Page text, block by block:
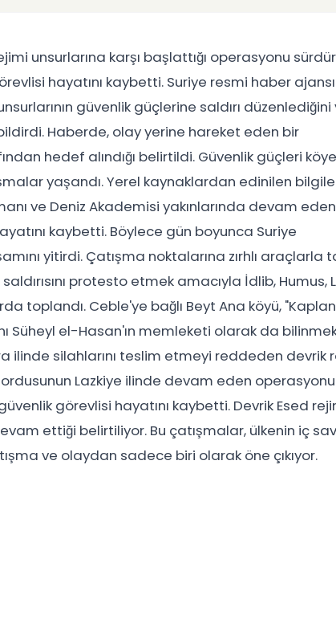
unsurlarına karşı başlattığı operasyonu
hayatını kaybetti. Suriye resmi haber ajansı
güvenlik güçlerine saldırı düzenlediğini
Haberde, olay yerine hareket eden bir
hedef alındığı belirtildi. Güvenlik güçleri köye
yaşandı. Yerel kaynaklardan edinilen
ve Deniz Akademisi yakınlarında devam eden
kaybetti. Böylece gün boyunca Suriye
yitirdi. Çatışma noktalarına zırhlı araçlarla
protesto etmek amacıyla İdlib, Humus,
toplandı. Ceble'ye bağlı Beyt Ana köyü, "Kaplan
Süheyl el-Hasan'ın memleketi olarak da
ilinde silahlarını teslim etmeyi reddeden devrik
Lazkiye ilinde devam eden operasyonu
görevlisi hayatını kaybetti. Devrik Esed
ettiği belirtiliyor. Bu çatışmalar, ülkenin iç
ve olaydan sadece biri olarak öne çıkıyor.